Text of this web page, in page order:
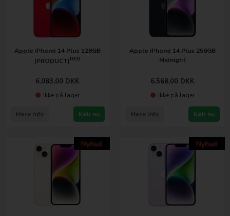
Apple iPhone 14 Plus 128GB
(PRODUCT) RED
6.083,00 DKK
Ikke på lager
Køb nu
Mere info
Apple iPhone 14 Plus 256GB
Midnight
6.568,00 DKK
Ikke på lager
Køb nu
Mere info